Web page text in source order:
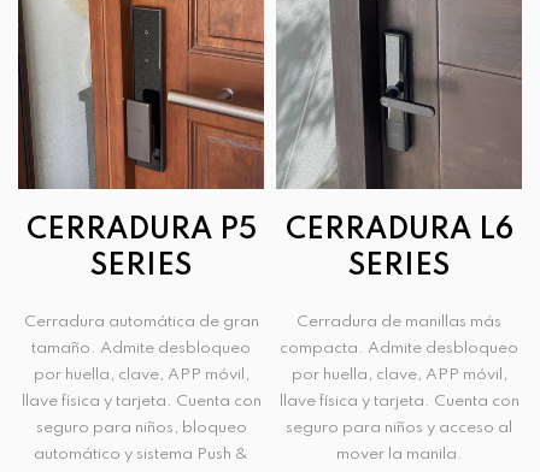
CERRADURA P5
SERIES
Cerradura automática de gran
tamaño. Admite desbloqueo
por huella, clave, APP móvil,
llave física y tarjeta. Cuenta con
seguro para niños, bloqueo
automático y sistema Push &
CERRADURA L6
SERIES
Cerradura de manillas más
compacta. Admite desbloqueo
por huella, clave, APP móvil,
llave física y tarjeta. Cuenta con
seguro para niños y acceso al
mover la manila.